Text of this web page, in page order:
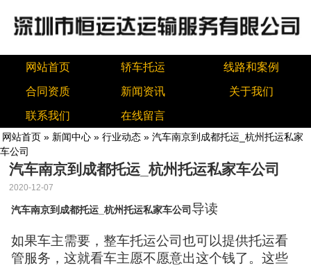
网站首页 轿车托运 线路和案例
合同资质 新闻资讯 关于我们
联系我们 在线留言
网站首页 » 新闻中心 » 行业动态 » 汽车南京到成都托运_杭州托运私家
车公司
汽车南京到成都托运_杭州托运私家车公司
2020-12-07
汽车南京到成都托运_杭州托运私家车公司导读
如果车主需要，整车托运公司也可以提供托运看
管服务，这就看车主愿不愿意出这个钱了。这些